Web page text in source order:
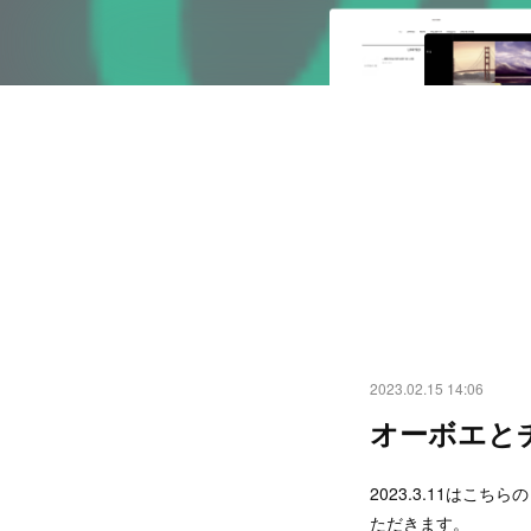
2023.02.15 14:06
オーボエと
2023.3.11はこちら
ただきます。